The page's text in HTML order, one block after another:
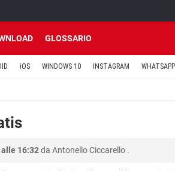
GLOSSARIO
iOS WINDOWS 10 INSTAGRAM WHATSAPP
16:32da Antonello Ciccarello .